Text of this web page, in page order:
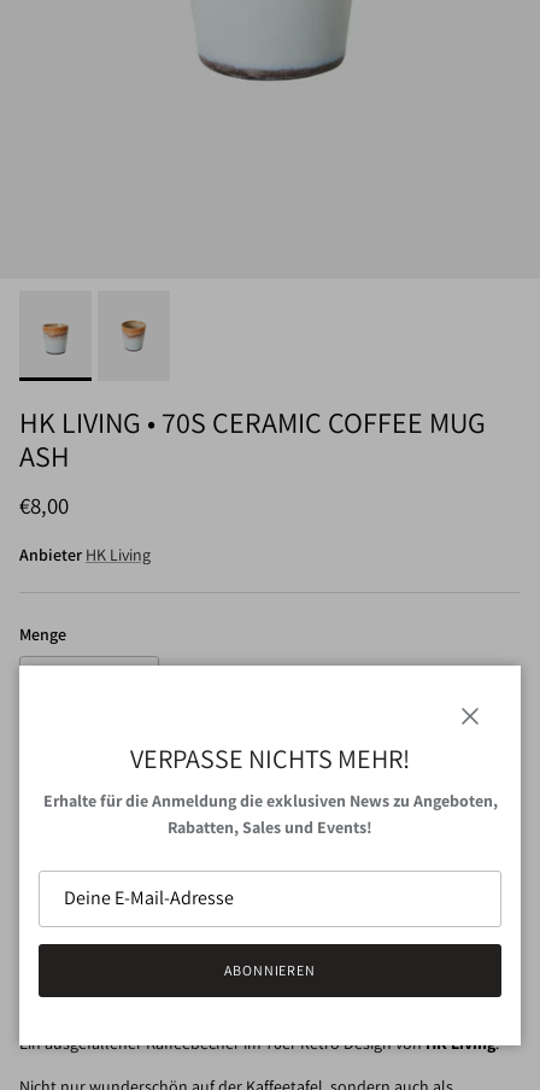
HK LIVING • 70S CERAMIC COFFEE MUG
ASH
Normaler Preis
€8,00
Anbieter HK Living
Menge
Abholung beiVAN NORD Store
Gewöhnlich fertig in 24 Stunden
Ein ausgefallener Kaffeebecher im 70er Retro Design vonHK Living.
VERPASSE NICHTS MEHR!
Erhalte für die Anmeldung die exklusiven News zu Angeboten,
Rabatten, Sales und Events!
ABONNIEREN